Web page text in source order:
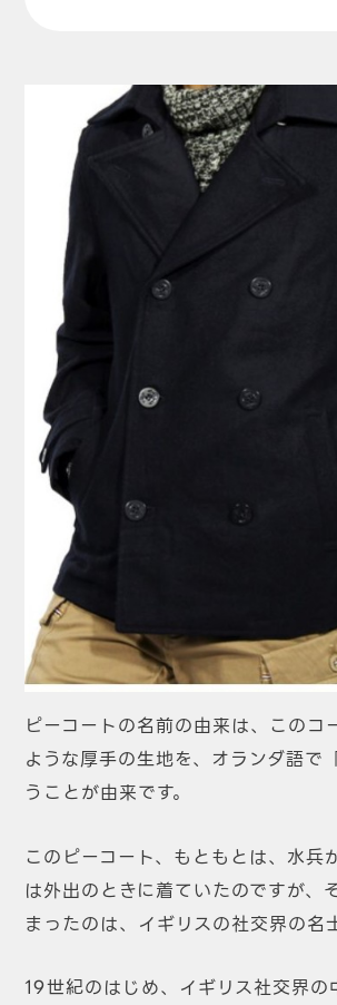
ピーコートの名前の由来は、このコ
ような厚手の生地を、オランダ語で
うことが由来です。
このピーコート、もともとは、水兵
は外出のときに着ていたのですが、
まったのは、イギリスの社交界の名
19世紀のはじめ、イギリス社交界の